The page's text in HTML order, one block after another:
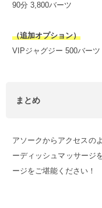
90分 3,800バーツ
（追加オプション）
VIPジャグジー 500バーツ
まとめ
アソークからアクセスの
ーディッシュマッサージ
ージをご堪能ください！